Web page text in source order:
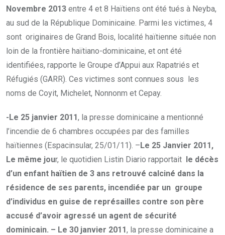
Novembre 2013 entre 4 et 8 Haïtiens ont été tués à Neyba,
au sud de la République Dominicaine. Parmi les victimes, 4
sont originaires de Grand Bois, localité haïtienne située non
loin de la frontière haïtiano-dominicaine, et ont été
identifiées, rapporte le Groupe d’Appui aux Rapatriés et
Réfugiés (GARR). Ces victimes sont connues sous les
noms de Coyit, Michelet, Nonnonm et Cepay.
-Le 25 janvier 2011, la presse dominicaine a mentionné
l’incendie de 6 chambres occupées par des familles
haïtiennes (Espacinsular, 25/01/11). –Le 25 Janvier 2011,
Le même jour, le quotidien Listin Diario rapportait le décès
d’un enfant haïtien de 3 ans retrouvé calciné dans la
résidence de ses parents, incendiée par un groupe
d’individus en guise de représailles contre son père
accusé d’avoir agressé un agent de sécurité
dominicain. – Le 30 janvier 2011, la presse dominicaine a